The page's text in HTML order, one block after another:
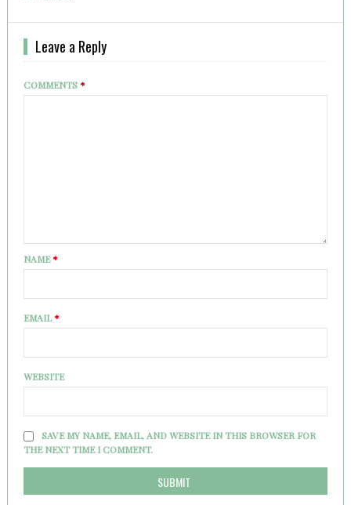
Leave a Reply
COMMENTS*
NAME*
EMAIL*
WEBSITE
SAVE MY NAME, EMAIL, AND WEBSITE IN THIS BROWSER FOR
THE NEXT TIME I COMMENT.